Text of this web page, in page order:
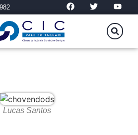
Lucas Santos